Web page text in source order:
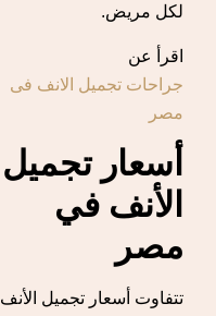
لكل مريض.
اقرأ عن
جراحات تجميل الانف فى
مصر
أسعار تجميل
الأنف في
مصر
تتفاوت أسعار تجميل الأنف